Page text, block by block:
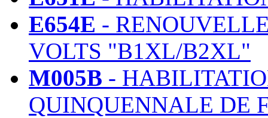
E654E -
VOLTS "B1XL/B2XL"
M005B -
QUINQUENNALE DE